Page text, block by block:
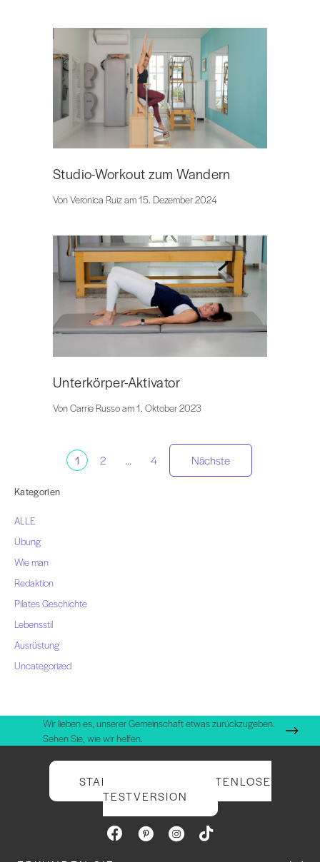
Kategorien
ALLE
Übung
Wie man
Redaktion
Pilates Geschichte
Lebensstil
Ausrüstung
Uncategorized
Studio-Workout zum Wandern
Von Veronica Ruiz am 15. Dezember 2024
Unterkörper-Aktivator
Von Carrie Russo am 1. Oktober 2023
Paginierung
der
Beiträge
1 2 ... 4 Nächste
Wir lieben es, unserer Gemeinschaft etwas zurückzugeben.
Sehen Sie, wie wir helfen.
STARTEN SIE IHRE KOSTENLOSE
TESTVERSION